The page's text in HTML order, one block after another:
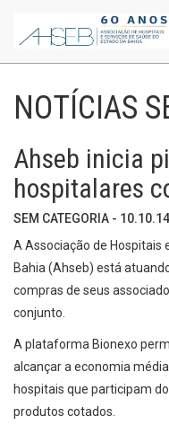
NOTÍCIAS
Ahseb inicia
hospitalares
SEM CATEGORIA - 10.10.14
A Associação de Hospitais
Bahia (Ahseb) está
compras de seus
conjunto.
A plataforma Bionexo
alcançar a economia
hospitais que participam
produtos cotados.